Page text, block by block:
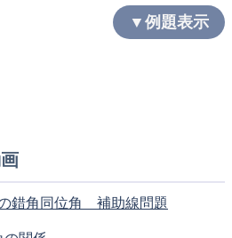
▼例題表示
錯角同位角 補助線問題